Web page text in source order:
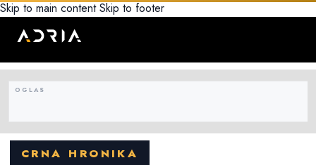
Skip to main content Skip to footer
CRNA HRONIKA